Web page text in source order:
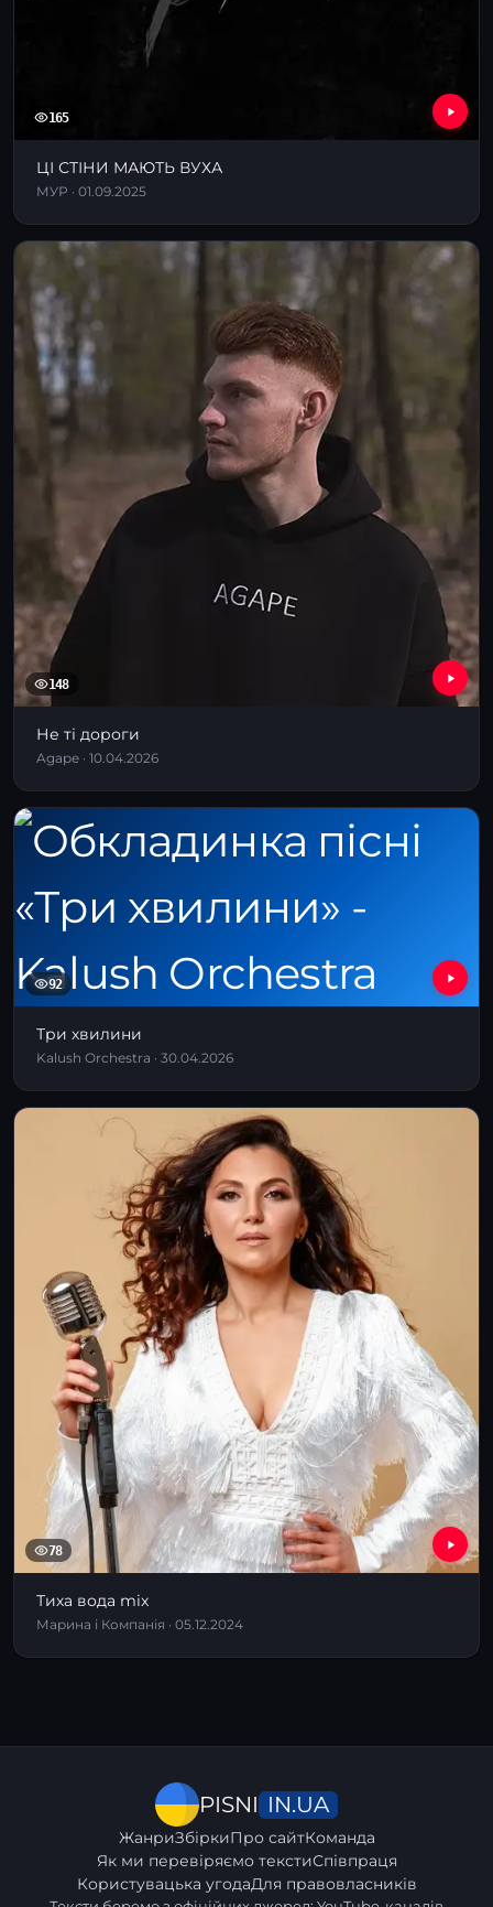
165
ЦІ СТІНИ МАЮТЬ ВУХА
МУР · 01.09.2025
148
Не ті дороги
Agape · 10.04.2026
92
Три хвилини
Kalush Orchestra · 30.04.2026
78
Тиха вода mix
Марина і Компанія · 05.12.2024
PISNI IN.UA
ЖанриЗбіркиПро сайтКоманда
Як ми перевіряємо текстиСпівпраця
Користувацька угодаДля правовласників